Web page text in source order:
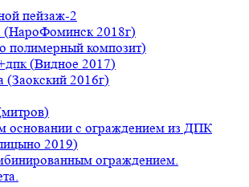
пейзаж-2
(НароФоминск 2018г)
полимерный композит)
(Видное 2017)
(Заокский 2016г)
основании с ограждением из ДПК
2019)
ограждением.